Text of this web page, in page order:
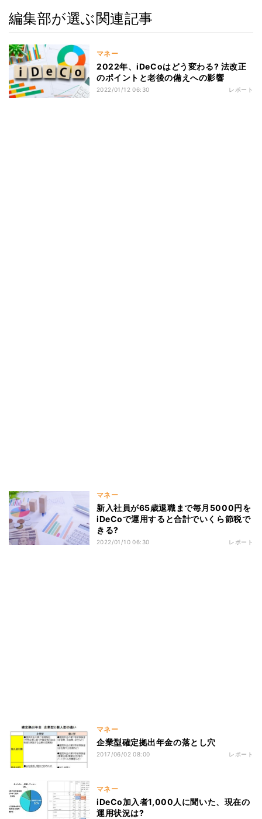
編集部が選ぶ関連記事
マネー
2022年、iDeCoはどう変わる? 法改正
のポイントと老後の備えへの影響
2022/01/12 06:30 レポート
マネー
新入社員が65歳退職まで毎月5000円を
iDeCoで運用すると合計でいくら節税で
きる?
2022/01/10 06:30 レポート
マネー
企業型確定拠出年金の落とし穴
2017/06/02 08:00 レポート
マネー
iDeCo加入者1,000人に聞いた、現在の
運用状況は?